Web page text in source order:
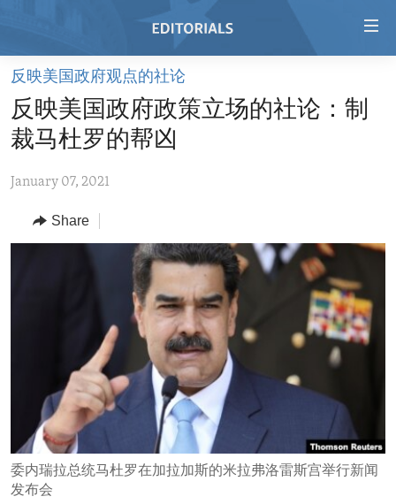
Skip
main
content
to
Navigation
Skip
HOME
VIDEO
REGIONS
AFRICA
MIDDLE EAST
TOPICS
SECURITY AND DEFENSE
AID AND DEVELOPMENT
DEMOCRACY AND GOVERNANCE
ECONOMY AND TRADE
ENVIRONMENT AND HEALTH
IDEALS AND INSTITUTIONS
反映美国政府观点的社论
反映美国政府政策立场的社论：制
裁马杜罗的帮凶
January 07, 2021
Share
委内瑞拉总统马杜罗在加拉加斯的米拉弗洛雷斯宫举行新闻
发布会